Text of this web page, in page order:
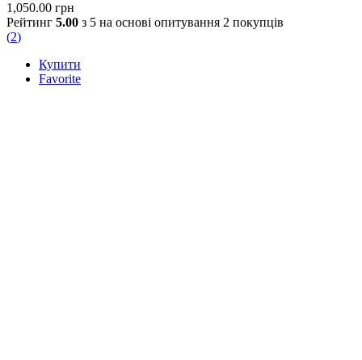
1,050.00 грн
Рейтинг 5.00 з 5 на основі опитування 2 покупців
(2)
Купити
Favorite